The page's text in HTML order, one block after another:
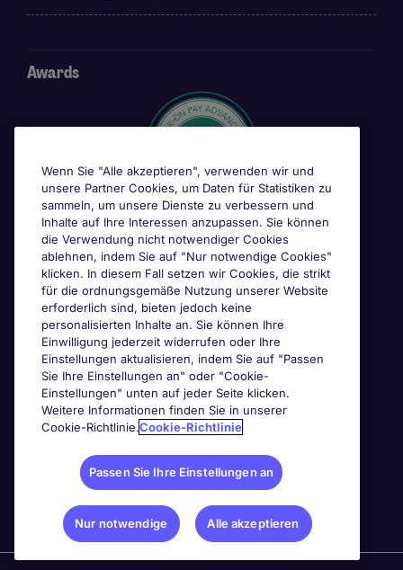
Awards
Wenn Sie "Alle akzeptieren", verwenden wir und
unsere Partner Cookies, um Daten für Statistiken zu
sammeln, um unsere Dienste zu verbessern und
Inhalte auf Ihre Interessen anzupassen. Sie können
die Verwendung nicht notwendiger Cookies
ablehnen, indem Sie auf "Nur notwendige Cookies"
klicken. In diesem Fall setzen wir Cookies, die strikt
für die ordnungsgemäße Nutzung unserer Website
erforderlich sind, bieten jedoch keine
personalisierten Inhalte an. Sie können Ihre
Einwilligung jederzeit widerrufen oder Ihre
Einstellungen aktualisieren, indem Sie auf "Passen
Sie Ihre Einstellungen an" oder "Cookie-
Einstellungen" unten auf jeder Seite klicken.
Weitere Informationen finden Sie in unserer
Cookie-Richtlinie.Cookie-Richtlinie
Passen Sie Ihre Einstellungen an
Nur notwendige Alle akzeptieren